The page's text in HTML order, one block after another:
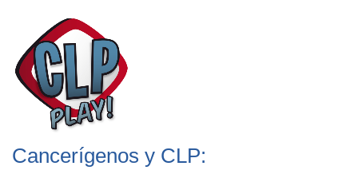
Cancerígenos y CLP: